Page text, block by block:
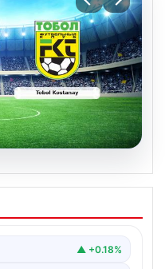
Kostanay Canlı
▲ +0.18%